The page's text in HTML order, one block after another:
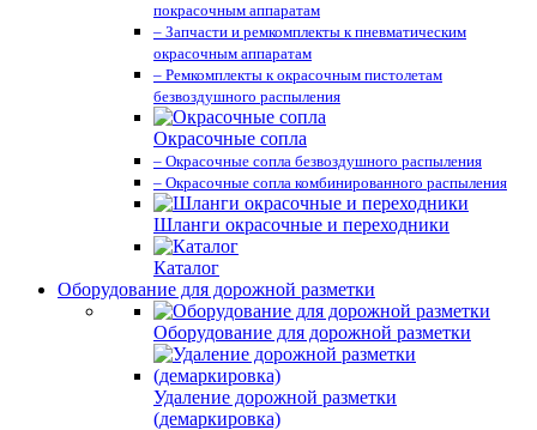
покрасочным аппаратам
– Запчасти и ремкомплекты к пневматическим
окрасочным аппаратам
– Ремкомплекты к окрасочным пистолетам
безвоздушного распыления
Окрасочные сопла
– Окрасочные сопла безвоздушного распыления
– Окрасочные сопла комбинированного распыления
Шланги окрасочные и переходники
Каталог
Оборудование для дорожной разметки
Оборудование для дорожной разметки
Удаление дорожной разметки
(демаркировка)